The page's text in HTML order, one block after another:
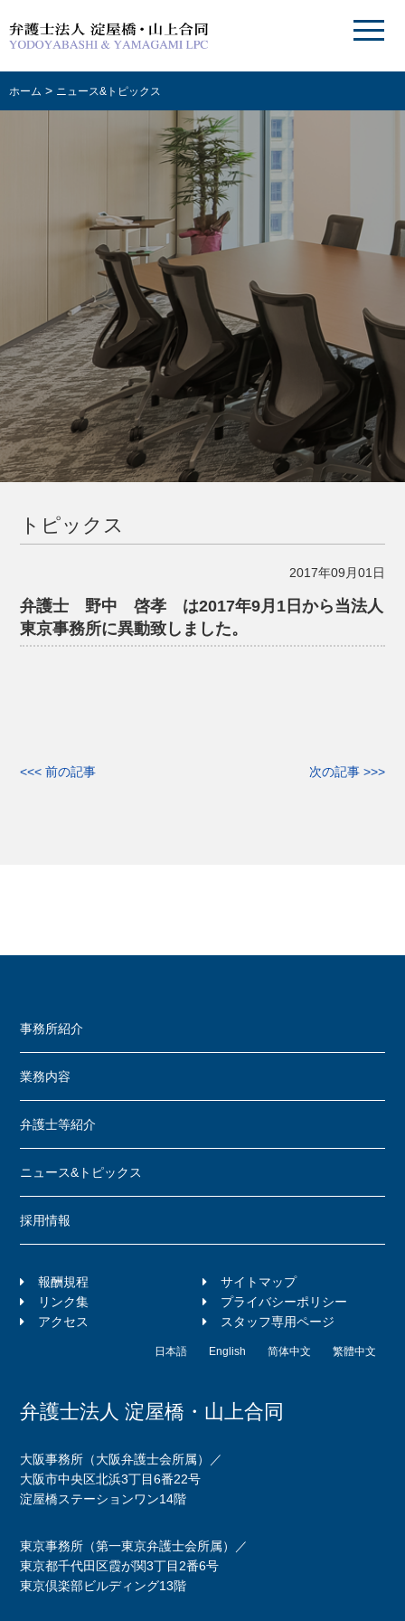
ホーム > ニュース&トピックス
トピックス
2017年09月01日
弁護士 野中 啓孝 は2017年9月1日から当法人
東京事務所に異動致しました。
<<< 前の記事 次の記事 >>>
事務所紹介
業務内容
弁護士等紹介
ニュース&トピックス
採用情報
報酬規程
サイトマップ
リンク集
プライバシーポリシー
アクセス
スタッフ専用ページ
日本語 English 简体中文 繁體中文
弁護士法人 淀屋橋・山上合同
大阪事務所（大阪弁護士会所属）／
大阪市中央区北浜3丁目6番22号
淀屋橋ステーションワン14階
東京事務所（第一東京弁護士会所属）／
東京都千代田区霞が関3丁目2番6号
東京倶楽部ビルディング13階